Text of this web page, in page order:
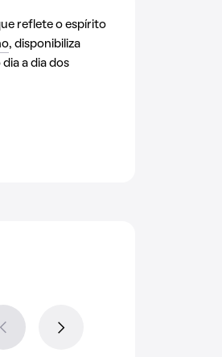
reflete o espírito
, disponibiliza
a dia dos